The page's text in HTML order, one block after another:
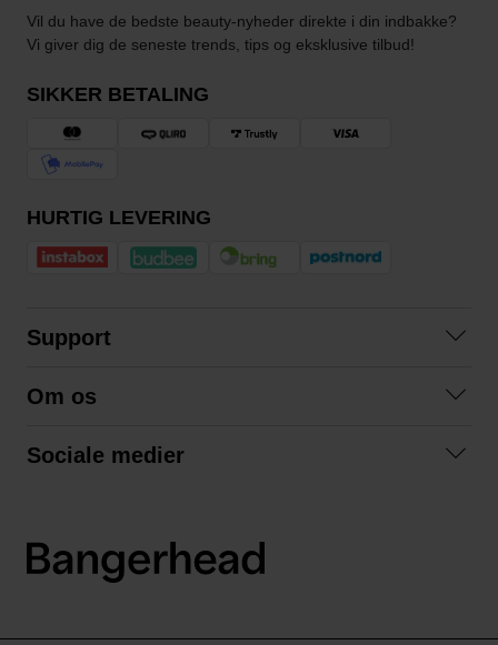
Vil du have de bedste beauty-nyheder direkte i din indbakke?
Vi giver dig de seneste trends, tips og eksklusive tilbud!
SIKKER BETALING
HURTIG LEVERING
Support
Betingelser
Om os
Sociale medier
LinkedIn